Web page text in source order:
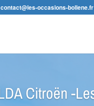
contact@les-occasions-bollene.fr